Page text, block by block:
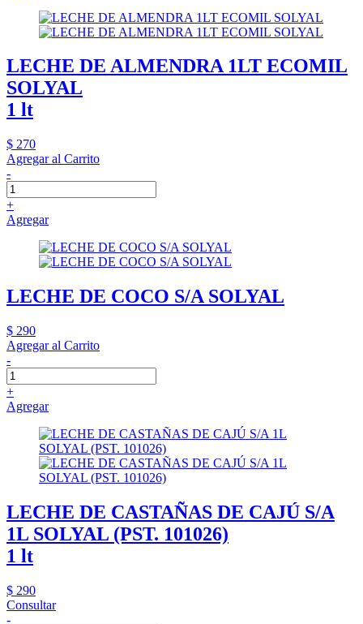
LECHE DE ALMENDRA 1LT ECOMIL
SOLYAL
1 lt
$ 270
Agregar al Carrito
-
+
Agregar
LECHE DE COCO S/A SOLYAL
$ 290
Agregar al Carrito
-
+
Agregar
LECHE DE CASTAÑAS DE CAJÚ S/A
1L SOLYAL (PST. 101026)
1 lt
$ 290
Consultar
-